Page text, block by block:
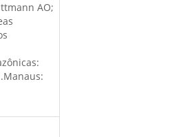
AO;